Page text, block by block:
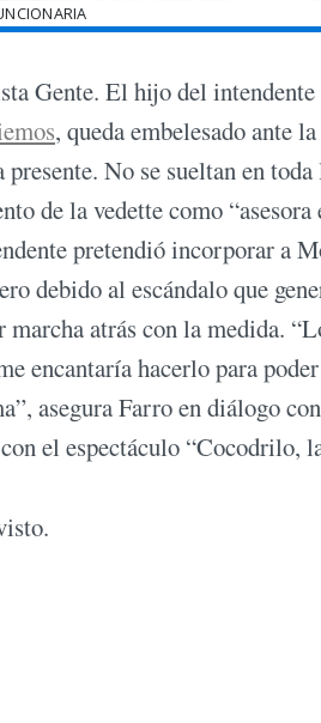
Gente. El hijo del
, queda embelesado ante
No se sueltan en
de la vedette como
pretendió incorporar a
debido al escándalo que
atrás con la medida.
hacerlo para poder
asegura Farro en diálogo
el espectáculo “Cocodrilo,